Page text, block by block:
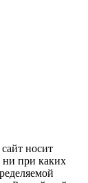
носит
при каких